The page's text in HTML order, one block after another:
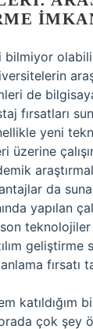
bilmiyor
de
fırsatları
yeni
üzerine
da
yapılan
teknolojiler
geliştirme
fırsatı
katıldığım
çok şey